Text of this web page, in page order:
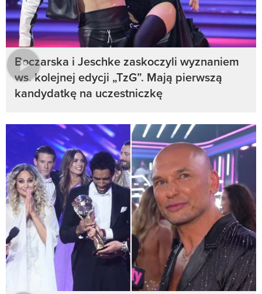
Boczarska i Jeschke zaskoczyli wyznaniem
ws. kolejnej edycji „TzG”. Mają pierwszą
kandydatkę na uczestniczkę